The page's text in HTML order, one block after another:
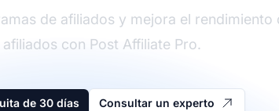
de afiliados y mejora el rendimiento
con Post Affiliate Pro.
de 30 días Consultar un experto